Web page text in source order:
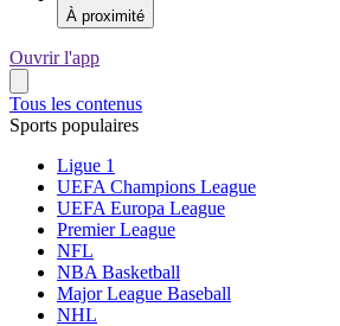
À proximité
Ouvrir l'app
Tous les contenus
Sports populaires
Ligue 1
UEFA Champions League
UEFA Europa League
Premier League
NFL
NBA Basketball
Major League Baseball
NHL